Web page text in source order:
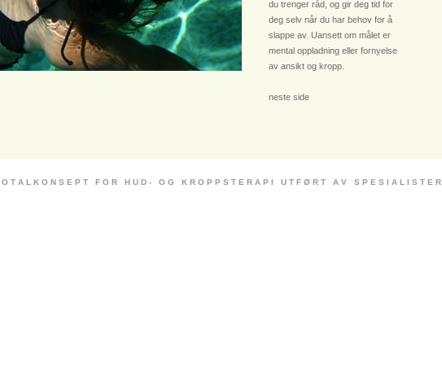
du trenger råd, og gir deg tid for
deg selv når du har behov for å
slappe av. Uansett om målet er
mental oppladning eller fornyelse
av ansikt og kropp.
neste side
O T A L K O N S E P T F O R H U D - O G K R O P P S T E R A P I U T F Ø R T A V S P E S I A L I S T E R